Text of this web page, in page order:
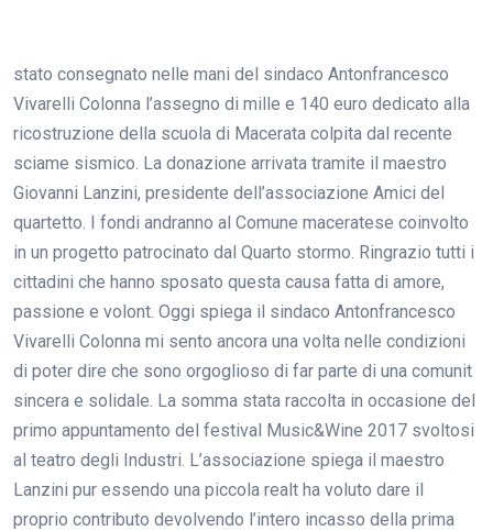
stato consegnato nelle mani del sindaco Antonfrancesco
Vivarelli Colonna l’assegno di mille e 140 euro dedicato alla
ricostruzione della scuola di Macerata colpita dal recente
sciame sismico. La donazione arrivata tramite il maestro
Giovanni Lanzini, presidente dell’associazione Amici del
quartetto. I fondi andranno al Comune maceratese coinvolto
in un progetto patrocinato dal Quarto stormo. Ringrazio tutti i
cittadini che hanno sposato questa causa fatta di amore,
passione e volont. Oggi spiega il sindaco Antonfrancesco
Vivarelli Colonna mi sento ancora una volta nelle condizioni
di poter dire che sono orgoglioso di far parte di una comunit
sincera e solidale. La somma stata raccolta in occasione del
primo appuntamento del festival Music&Wine 2017 svoltosi
al teatro degli Industri. L’associazione spiega il maestro
Lanzini pur essendo una piccola realt ha voluto dare il
proprio contributo devolvendo l’intero incasso della prima